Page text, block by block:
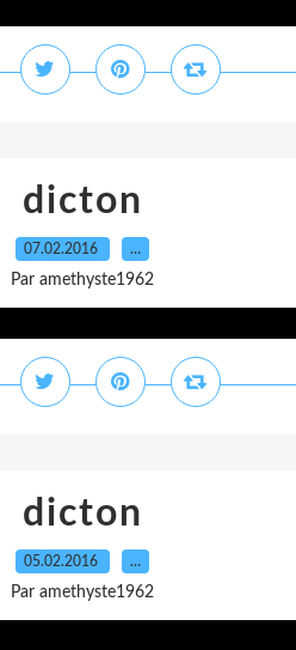
dicton
07.02.2016 …
Par amethyste1962
dicton
05.02.2016 …
Par amethyste1962